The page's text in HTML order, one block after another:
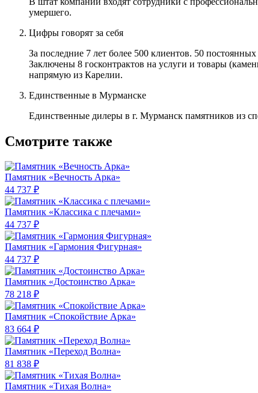
умершего.
Цифры говорят за себя
За последние 7 лет более 500 клиентов. 50
Заключены 8 госконтрактов на услуги и товары
напрямую из Карелии.
Единственные в Мурманске
Единственные дилеры в г. Мурманск памятников из
Смотрите также
Памятник «Вечность Арка»
44 737 ₽
Памятник «Классика c плечами»
44 737 ₽
Памятник «Гармония Фигурная»
44 737 ₽
Памятник «Достоинство Арка»
78 218 ₽
Памятник «Спокойствие Арка»
83 664 ₽
Памятник «Переход Волна»
81 838 ₽
Памятник «Тихая Волна»